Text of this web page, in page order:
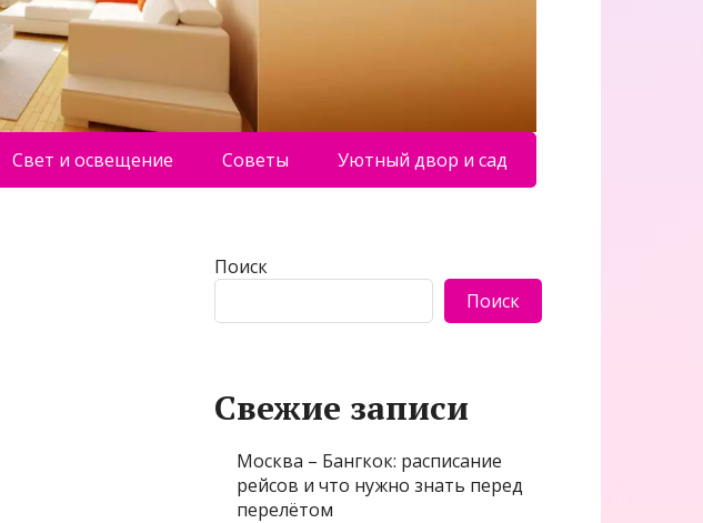
Свет и освещение Советы Уютный двор и сад
Поиск
Поиск
Свежие записи
Москва – Бангкок: расписание
рейсов и что нужно знать перед
перелётом